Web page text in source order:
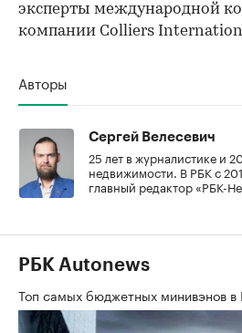
эксперты международной
компании Colliers
Авторы
Сергей Велесевич
25 лет в журналистике и
недвижимости. В РБК с
главный редактор «РБК-
РБК Autonews
Топ самых бюджетных минивэнов в